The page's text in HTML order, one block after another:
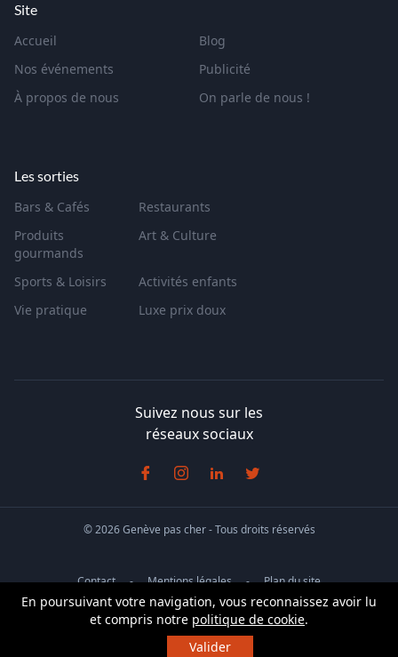
Site
Accueil
Blog
Nos événements
Publicité
À propos de nous
On parle de nous !
Les sorties
Bars & Cafés
Restaurants
Produits
gourmands
Art & Culture
Sports & Loisirs
Activités enfants
Vie pratique
Luxe prix doux
Suivez nous sur les
réseaux sociaux
© 2026 Genève pas cher - Tous droits réservés
Contact Mentions légales
Plan du site
Conditions générales de vente
En poursuivant votre navigation, vous reconnaissez avoir lu
et compris notre politique de cookie.
Valider